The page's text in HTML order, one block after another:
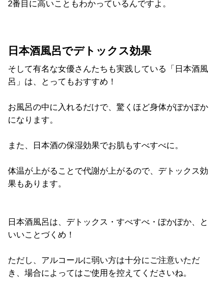
2番目に高いこともわかっているんですよ。
日本酒風呂でデトックス効果
そして有名な女優さんたちも実践している「日本酒風
呂」は、とってもおすすめ！
お風呂の中に入れるだけで、驚くほど身体がぽかぽか
になります。
また、日本酒の保湿効果でお肌もすべすべに。
体温が上がることで代謝が上がるので、デトックス効
果もあります。
日本酒風呂は、デトックス・すべすべ・ぽかぽか、と
いいことづくめ！
ただし、アルコールに弱い方は十分にご注意いただ
き、場合によってはご使用を控えてくださいね。